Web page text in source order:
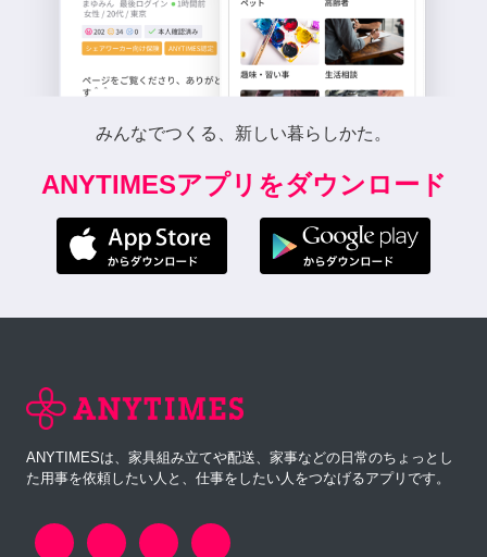
みんなでつくる、新しい暮らしかた。
ANYTIMESアプリをダウンロード
ANYTIMESは、家具組み立てや配送、家事などの日常のちょっとし
た用事を依頼したい人と、仕事をしたい人をつなげるアプリです。